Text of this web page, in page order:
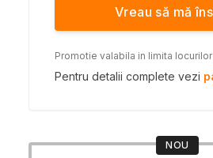
Vreau să mă
Promotie valabila in limita
Pentru detalii complete vezi
NOU